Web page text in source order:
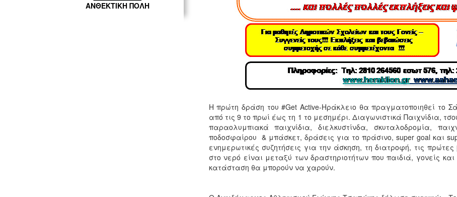
ΑΝΘΕΚΤΙΚΗ ΠΟΛΗ
Η πρώτη δράση του #Get Active-Ηράκλειο θα πραγματοποιηθεί το
από τις 9 το πρωί έως τη 1 το μεσημέρι. Διαγωνιστικά Παιχνίδια,
παραολυμπιακά παιχνίδια, διελκυστίνδα, σκυταλοδρομία,
ποδοσφαίρου & μπάσκετ, δράσεις για το πράσινο, super goal και
ενημερωτικές συζητήσεις για την άσκηση, τη διατροφή, τις
στο νερό είναι μεταξύ των δραστηριοτήτων που παιδιά, γονείς
κατάσταση θα μπορούν να χαρούν.